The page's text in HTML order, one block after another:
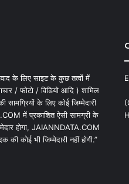
के लिए साइट के कुछ तत्वों में
/ फोटो / विडियो आदि ) शामिल
के लिए कोई जिम्मेदारी
में प्रकाशित ऐसी सामग्री के
होगा, JAIANNDATA.COM
कोई भी जिम्मेदारी नहीं होगी.”